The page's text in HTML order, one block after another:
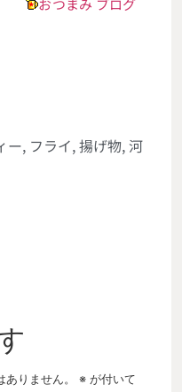
おつまみ ブログ
ー, フライ,揚げ物,河
りません。 ※ が付いて